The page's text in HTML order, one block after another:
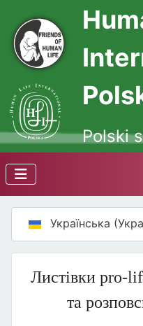
Polski
Оберіть свою мову
Українська
Листівки pro-
та